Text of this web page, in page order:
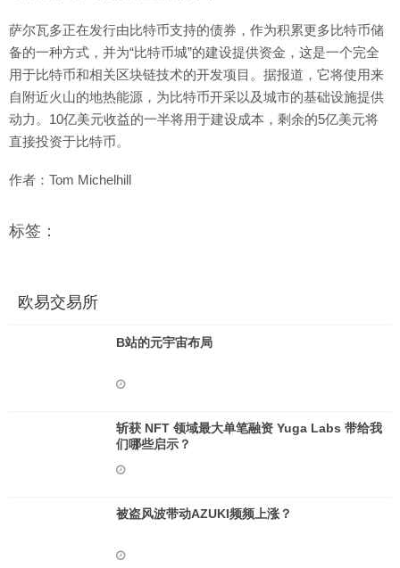
萨尔瓦多正在发行由比特币支持的债券，作为积累更多比特币储
备的一种方式，并为“比特币城”的建设提供资金，这是一个完全
用于比特币和相关区块链技术的开发项目。据报道，它将使用来
自附近火山的地热能源，为比特币开采以及城市的基础设施提供
动力。10亿美元收益的一半将用于建设成本，剩余的5亿美元将
直接投资于比特币。
作者：Tom Michelhill
标签：
欧易交易所
B站的元宇宙布局
斩获 NFT 领域最大单笔融资 Yuga Labs 带给我
们哪些启示？
被盗风波带动AZUKI频频上涨？